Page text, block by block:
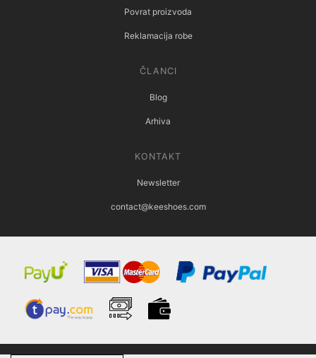
Povrat proizvoda
Reklamacija robe
ČLANCI
Blog
Arhiva
KONTAKT
Newsletter
contact@keeshoes.com